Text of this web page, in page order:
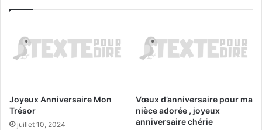
Joyeux Anniversaire Mon
Trésor
juillet 10, 2024
Vœux d’anniversaire pour ma
nièce adorée , joyeux
anniversaire chérie